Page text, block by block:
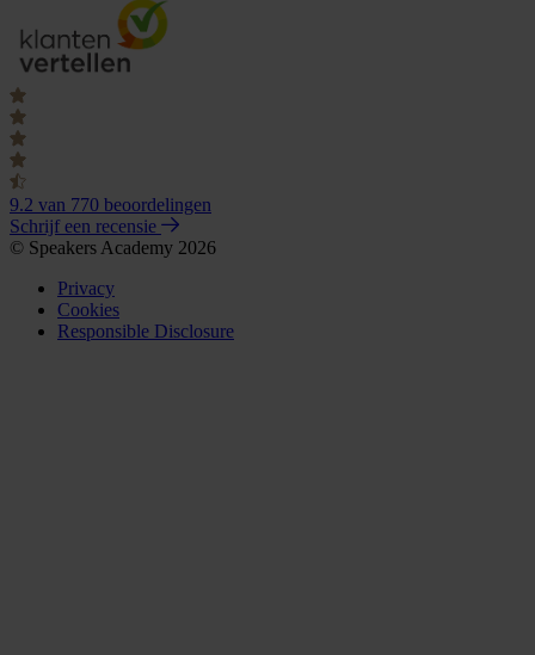
9.2 van 770 beoordelingen
Schrijf een recensie
© Speakers Academy 2026
Privacy
Cookies
Responsible Disclosure